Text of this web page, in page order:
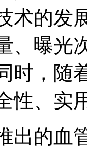
术的发
、曝光
时，随
性、实
出的血